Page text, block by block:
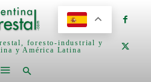
foresto-industrial y
y América Latina